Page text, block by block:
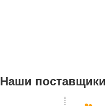
Наши поставщики